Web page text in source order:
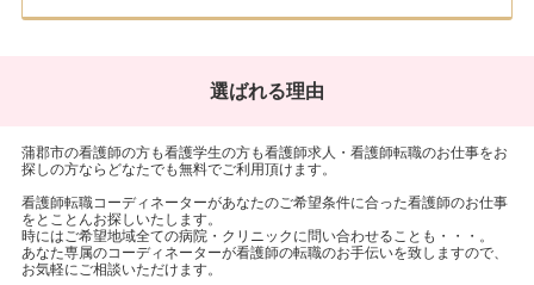
選ばれる理由
蒲郡市の看護師の方も看護学生の方も看護師求人・看護師転職のお仕事をお
探しの方ならどなたでも無料でご利用頂けます。
看護師転職コーディネーターがあなたのご希望条件に合った看護師のお仕事
をとことんお探しいたします。
時にはご希望地域全ての病院・クリニックに問い合わせることも・・・。
あなた専属のコーディネーターが看護師の転職のお手伝いを致しますので、
お気軽にご相談いただけます。